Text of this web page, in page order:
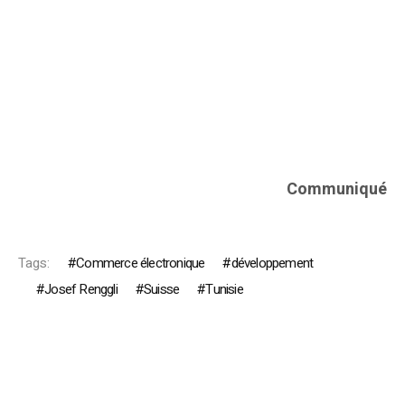
Communiqué
Tags: Commerce électronique
développement
Josef Renggli
Suisse Tunisie